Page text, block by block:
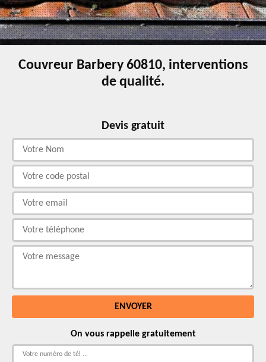
Couvreur Barbery 60810, interventions
de qualité.
Devis gratuit
On vous rappelle gratuitement